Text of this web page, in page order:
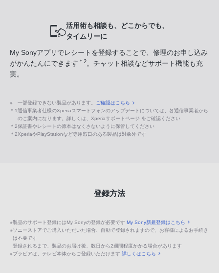
活用術も相談も、どこからでも、
タイムリーに
My Sonyアプリでレシートを登録することで、修理のお申し込み
がかんたんにできます ＊2。チャット相談などサポート機能も充
実。
※ 一部登録できない製品があります。 ご確認はこちら
＊1通信事業者仕様のXperiaスマートフォンのアップデートについては、各通信事業者から
のご案内になります。詳しくは、Xperiaサポートページ をご確認ください
＊2保証書やレシートの原本はなくさないように保管してください
＊2XperiaやPlayStationなど専用窓口のある製品は対象外です
登録方法
※製品のサポート登録にはMy Sonyの登録が必要です My Sony新規登録はこちら
※ソニーストアでご購入いただいた場合、自動で登録されますので、お客様によるお手続き
は不要です
登録されるまで、製品のお届け後、数日から2週間程度かかる場合があります
※ブラビアは、テレビ本体からご登録いただけます 詳しくはこちら